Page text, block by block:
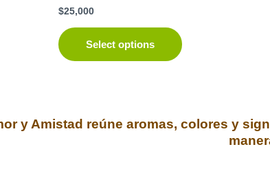
$25,000
Select options
y Amistad reúne aromas, colores y